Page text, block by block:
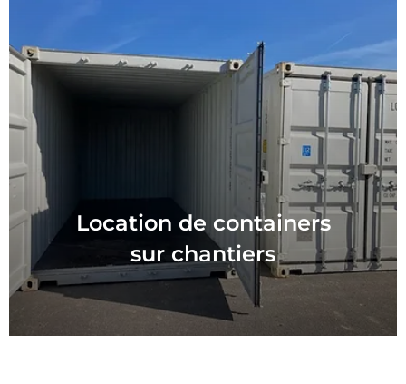
Location de containers
sur chantiers